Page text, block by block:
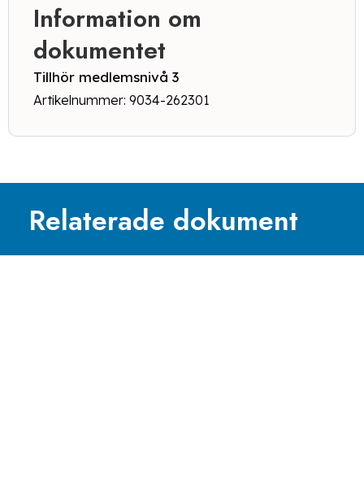
Information om
dokumentet
Tillhör medlemsnivå 3
Artikelnummer: 9034-262301
Relaterade dokument